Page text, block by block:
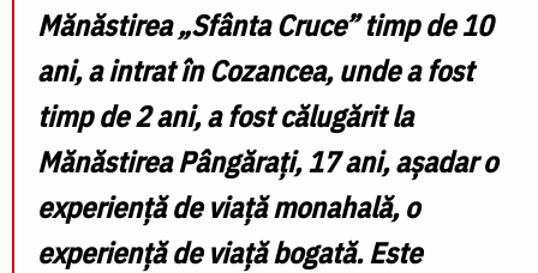
Mănăstirea „Sfânta Cruce” timp de 10
ani, a intrat în Cozancea, unde a fost
timp de 2 ani, a fost călugărit la
Mănăstirea Pângărați, 17 ani, așadar o
experiență de viață monahală, o
experiență de viață bogată. Este